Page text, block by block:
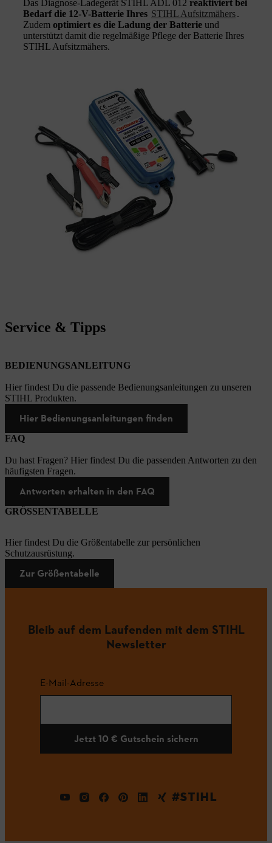
Das Diagnose-Ladegerät STIHL ADL 012 reaktiviert bei
Bedarf die 12-V-Batterie Ihres STIHL Aufsitzmähers.
Zudem optimiert es die Ladung der Batterie und
unterstützt damit die regelmäßige Pflege der Batterie Ihres
STIHL Aufsitzmähers.
Service & Tipps
BEDIENUNGSANLEITUNG
Hier findest Du die passende Bedienungsanleitungen zu unseren
STIHL Produkten.
Hier Bedienungsanleitungen finden
FAQ
Du hast Fragen? Hier findest Du die passenden Antworten zu den
häufigsten Fragen.
Antworten erhalten in den FAQ
GRÖSSENTABELLE
Hier findest Du die Größentabelle zur persönlichen
Schutzausrüstung.
Zur Größentabelle
Bleib auf dem Laufenden mit dem STIHL
Newsletter
E-Mail-Adresse
Jetzt 10 € Gutschein sichern
#STIHL